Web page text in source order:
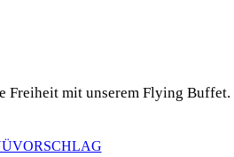
Freiheit mit unserem Flying Buffet.